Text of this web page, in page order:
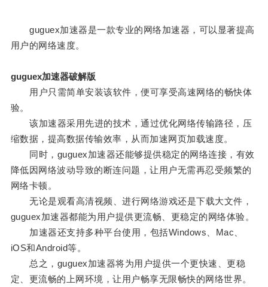
guguex加速器是一款专业的网络加速器，可以显著提高
用户的网络速度。
guguex加速器破解版
用户只需简单安装该软件，便可享受高速网络的畅快体
验。
该加速器采用先进的技术，通过优化网络传输路径，压
缩数据，提高数据传输效率，从而加速网页加载速度。
同时，guguex加速器还能够提供稳定的网络连接，有效
降低因网络波动导致的断连问题，让用户无需再忍受频繁的
网络卡顿。
无论是观看高清视频、进行网络游戏还是下载大文件，
guguex加速器都能为用户提供更流畅、更稳定的网络体验。
加速器还支持多种平台使用，包括Windows、Mac、
iOS和Android等。
总之，guguex加速器将为用户提供一个更快速、更稳
定、更流畅的上网环境，让用户畅享无限畅快的网络世界。